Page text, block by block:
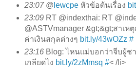
23:07@ lewcpeหัวข้อต้นเรื่อง
23:09RT @indexthai: RT
@ASTVmanager &gt;&gt;สาเห
ค่าเงินสกุลต่างๆ bit.ly/43wOZz #
23:16Blog: ไหนแม่บอกว่าจีบผู้ช
เกลียดไง bit.ly/2zMmsq #< /li>